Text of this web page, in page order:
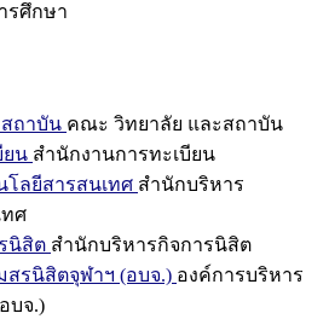
รศึกษา
ถาบัน คณะ วิทยาลัย และสถาบัน
ยน สำนักงานการทะเบียน
โลยีสารสนเทศ สำนักบริหาร
ทศ
นิสิต สำนักบริหารกิจการนิสิต
สรนิสิตจุฬาฯ (อบจ.) องค์การบริหาร
บจ.)